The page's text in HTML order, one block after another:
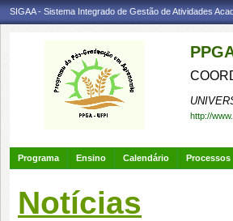
SIGAA - Sistema Integrado de Gestão de Atividades
http://
Programa Ensino Calendário Processos
Notícias